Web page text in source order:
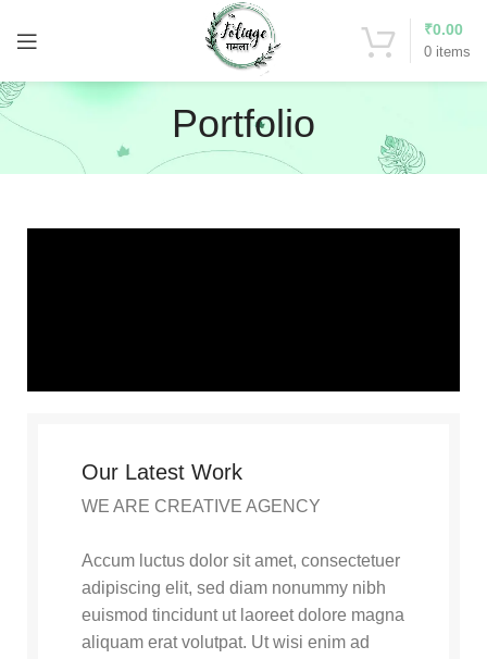
0 items
₹0.00
Portfolio
Our Latest Work
WE ARE CREATIVE AGENCY
Accum luctus dolor sit amet, consectetuer
adipiscing elit, sed diam nonummy nibh
euismod tincidunt ut laoreet dolore magna
aliquam erat volutpat. Ut wisi enim ad